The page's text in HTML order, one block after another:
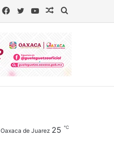
Buscar
Artículo
YouTube
Twitter
Facebook
Oaxaca de Juarez 25 ℃